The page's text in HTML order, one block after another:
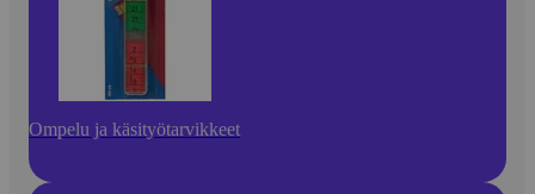
Ompelu ja käsityötarvikkeet